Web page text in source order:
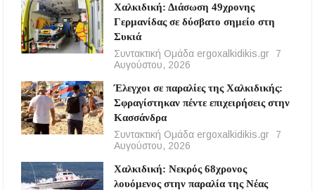
Χαλκιδική: Διάσωση 49χρονης
Γερμανίδας σε δύσβατο σημείο στη
Συκιά
Συντακτική Ομάδα ergoxalkidikis.gr
7
Αυγούστου, 2026
Έλεγχοι σε παραλίες της Χαλκιδικής:
Σφραγίστηκαν πέντε επιχειρήσεις στην
Κασσάνδρα
Συντακτική Ομάδα ergoxalkidikis.gr
7
Αυγούστου, 2026
Χαλκιδική: Νεκρός 68χρονος
λουόμενος στην παραλία της Νέας